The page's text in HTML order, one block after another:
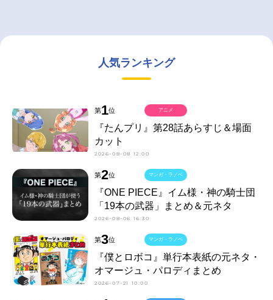
人気ランキング
第1位
『たんプリ』第28話あらすじ＆場面
カット
2026-08-08 12:00
アニメ
第2位
『ONE PIECE』イム様・神の騎士団
「19本の武器」まとめ＆元ネタ
2026-08-06 16:30
マンガ・ラノベ
第3位
『僕とロボコ』単行本表紙の元ネタ・
オマージュ・パロディまとめ
2026-07-21 10:00
マンガ・ラノベ